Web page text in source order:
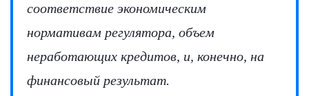
соответствие экономическим
нормативам регулятора, объем
неработающих кредитов, и, конечно, на
финансовый результат.